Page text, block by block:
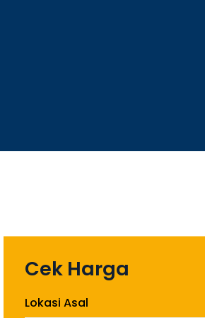
Cek Harga
Lokasi Asal